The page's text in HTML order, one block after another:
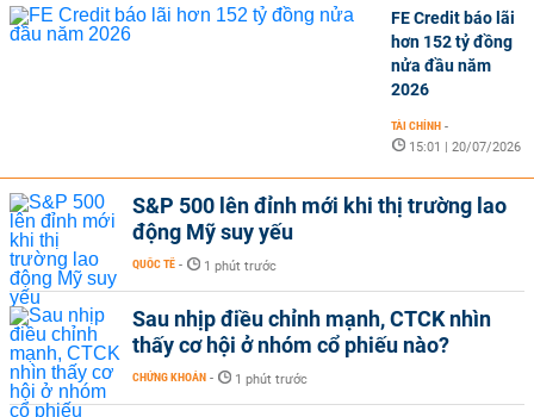
FE Credit báo lãi
hơn 152 tỷ đồng
nửa đầu năm
2026
TÀI CHÍNH -
15:01 | 20/07/2026
S&P 500 lên đỉnh mới khi thị trường lao
động Mỹ suy yếu
QUỐC TẾ - 1 phút trước
Sau nhịp điều chỉnh mạnh, CTCK nhìn
thấy cơ hội ở nhóm cổ phiếu nào?
CHỨNG KHOÁN - 1 phút trước